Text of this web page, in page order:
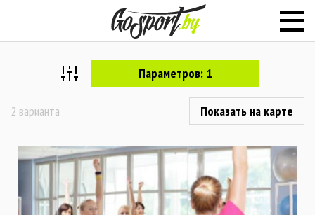
Параметров: 1
2 варианта Показать на карте